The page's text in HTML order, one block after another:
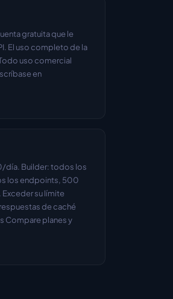
gratuita que le
El uso completo de la
uso comercial
en
día. Builder: todos los
los endpoints, 500
su límite
de caché
Compare planes y